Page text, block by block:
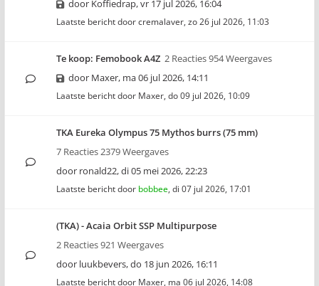
door Koffiedrap,vr 17 jul 2026, 16:04
Laatste bericht doorcremalaver, zo 26 jul 2026, 11:03
Te koop: Femobook A4Z 2 Reacties 954 Weergaves
door Maxer, ma 06 jul 2026, 14:11
Laatste bericht door Maxer, do 09 jul 2026, 10:09
TKA Eureka Olympus 75 Mythos burrs (75 mm)
7 Reacties 2379 Weergaves
door ronald22,di 05 mei 2026, 22:23
Laatste bericht door bobbee, di 07 jul 2026, 17:01
(TKA) - Acaia Orbit SSP Multipurpose
2 Reacties 921 Weergaves
door luukbevers,do 18 jun 2026, 16:11
Laatste bericht door Maxer, ma 06 jul 2026, 14:08